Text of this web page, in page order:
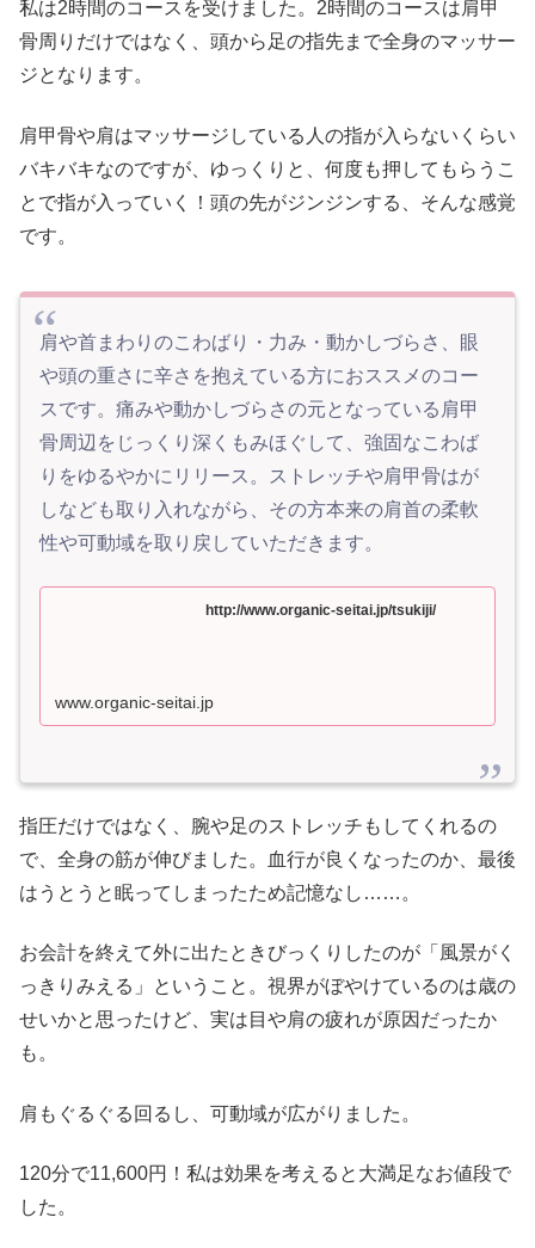
私は2時間のコースを受けました。2時間のコースは肩甲
骨周りだけではなく、頭から足の指先まで全身のマッサー
ジとなります。
肩甲骨や肩はマッサージしている人の指が入らないくらい
バキバキなのですが、ゆっくりと、何度も押してもらうこ
とで指が入っていく！頭の先がジンジンする、そんな感覚
です。
肩や首まわりのこわばり・力み・動かしづらさ、眼
や頭の重さに辛さを抱えている方におススメのコー
スです。痛みや動かしづらさの元となっている肩甲
骨周辺をじっくり深くもみほぐして、強固なこわば
りをゆるやかにリリース。ストレッチや肩甲骨はが
しなども取り入れながら、その方本来の肩首の柔軟
性や可動域を取り戻していただきます。
http://www.organic-seitai.jp/tsukiji/
www.organic-seitai.jp
指圧だけではなく、腕や足のストレッチもしてくれるの
で、全身の筋が伸びました。血行が良くなったのか、最後
はうとうと眠ってしまったため記憶なし……。
お会計を終えて外に出たときびっくりしたのが「風景がく
っきりみえる」ということ。視界がぼやけているのは歳の
せいかと思ったけど、実は目や肩の疲れが原因だったか
も。
肩もぐるぐる回るし、可動域が広がりました。
120分で11,600円！私は効果を考えると大満足なお値段で
した。